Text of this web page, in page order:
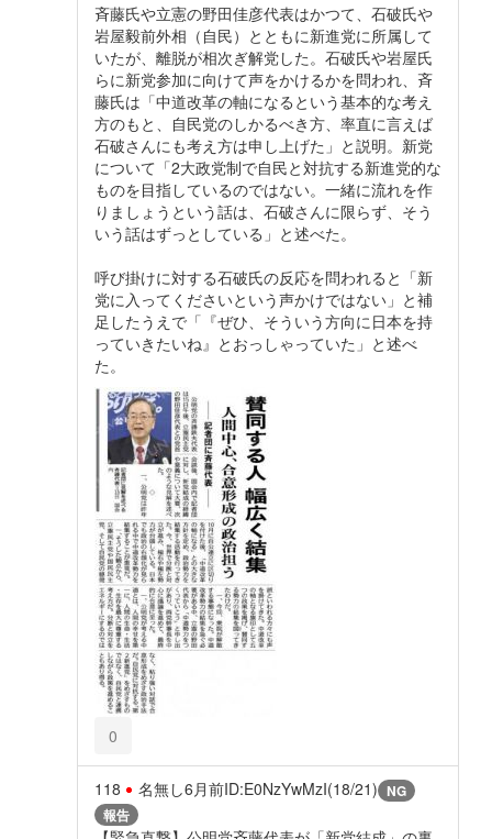
斉藤氏や立憲の野田佳彦代表はかつて、石破氏や
岩屋毅前外相（自民）とともに新進党に所属して
いたが、離脱が相次ぎ解党した。石破氏や岩屋氏
らに新党参加に向けて声をかけるかを問われ、斉
藤氏は「中道改革の軸になるという基本的な考え
方のもと、自民党のしかるべき方、率直に言えば
石破さんにも考え方は申し上げた」と説明。新党
について「2大政党制で自民と対抗する新進党的な
ものを目指しているのではない。一緒に流れを作
りましょうという話は、石破さんに限らず、そう
いう話はずっとしている」と述べた。
呼び掛けに対する石破氏の反応を問われると「新
党に入ってくださいという声かけではない」と補
足したうえで「『ぜひ、そういう方向に日本を持
っていきたいね』とおっしゃっていた」と述べ
た。
0
118 名無し6月前ID:E0NzYwMzI(18/21) NG
報告